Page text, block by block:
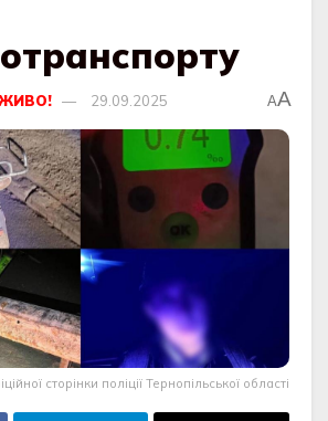
29.09.2025 AA
сторінки поліції Тернопільської області